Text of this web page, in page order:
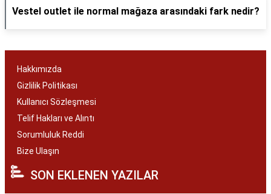
Vestel outlet ile normal mağaza arasındaki fark nedir?
Hakkımızda
Gizlilik Politikası
Kullanıcı Sözleşmesi
Telif Hakları ve Alıntı
Sorumluluk Reddi
Bize Ulaşın
SON EKLENEN YAZILAR